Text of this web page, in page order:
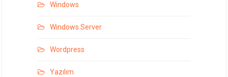
Windows
Windows Server
Wordpress
Yazılım